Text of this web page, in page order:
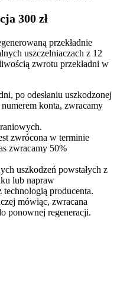
300 zł
przekładnie
uszczelniaczach z 12
zwrotu przekładni w
po odesłaniu uszkodzonej
konta, zwracamy
zwrócona w terminie
zwracamy 50%
uszkodzeń powstałych z
lub napraw
producenta.
mówiąc, zwracana
ponownej regeneracji.